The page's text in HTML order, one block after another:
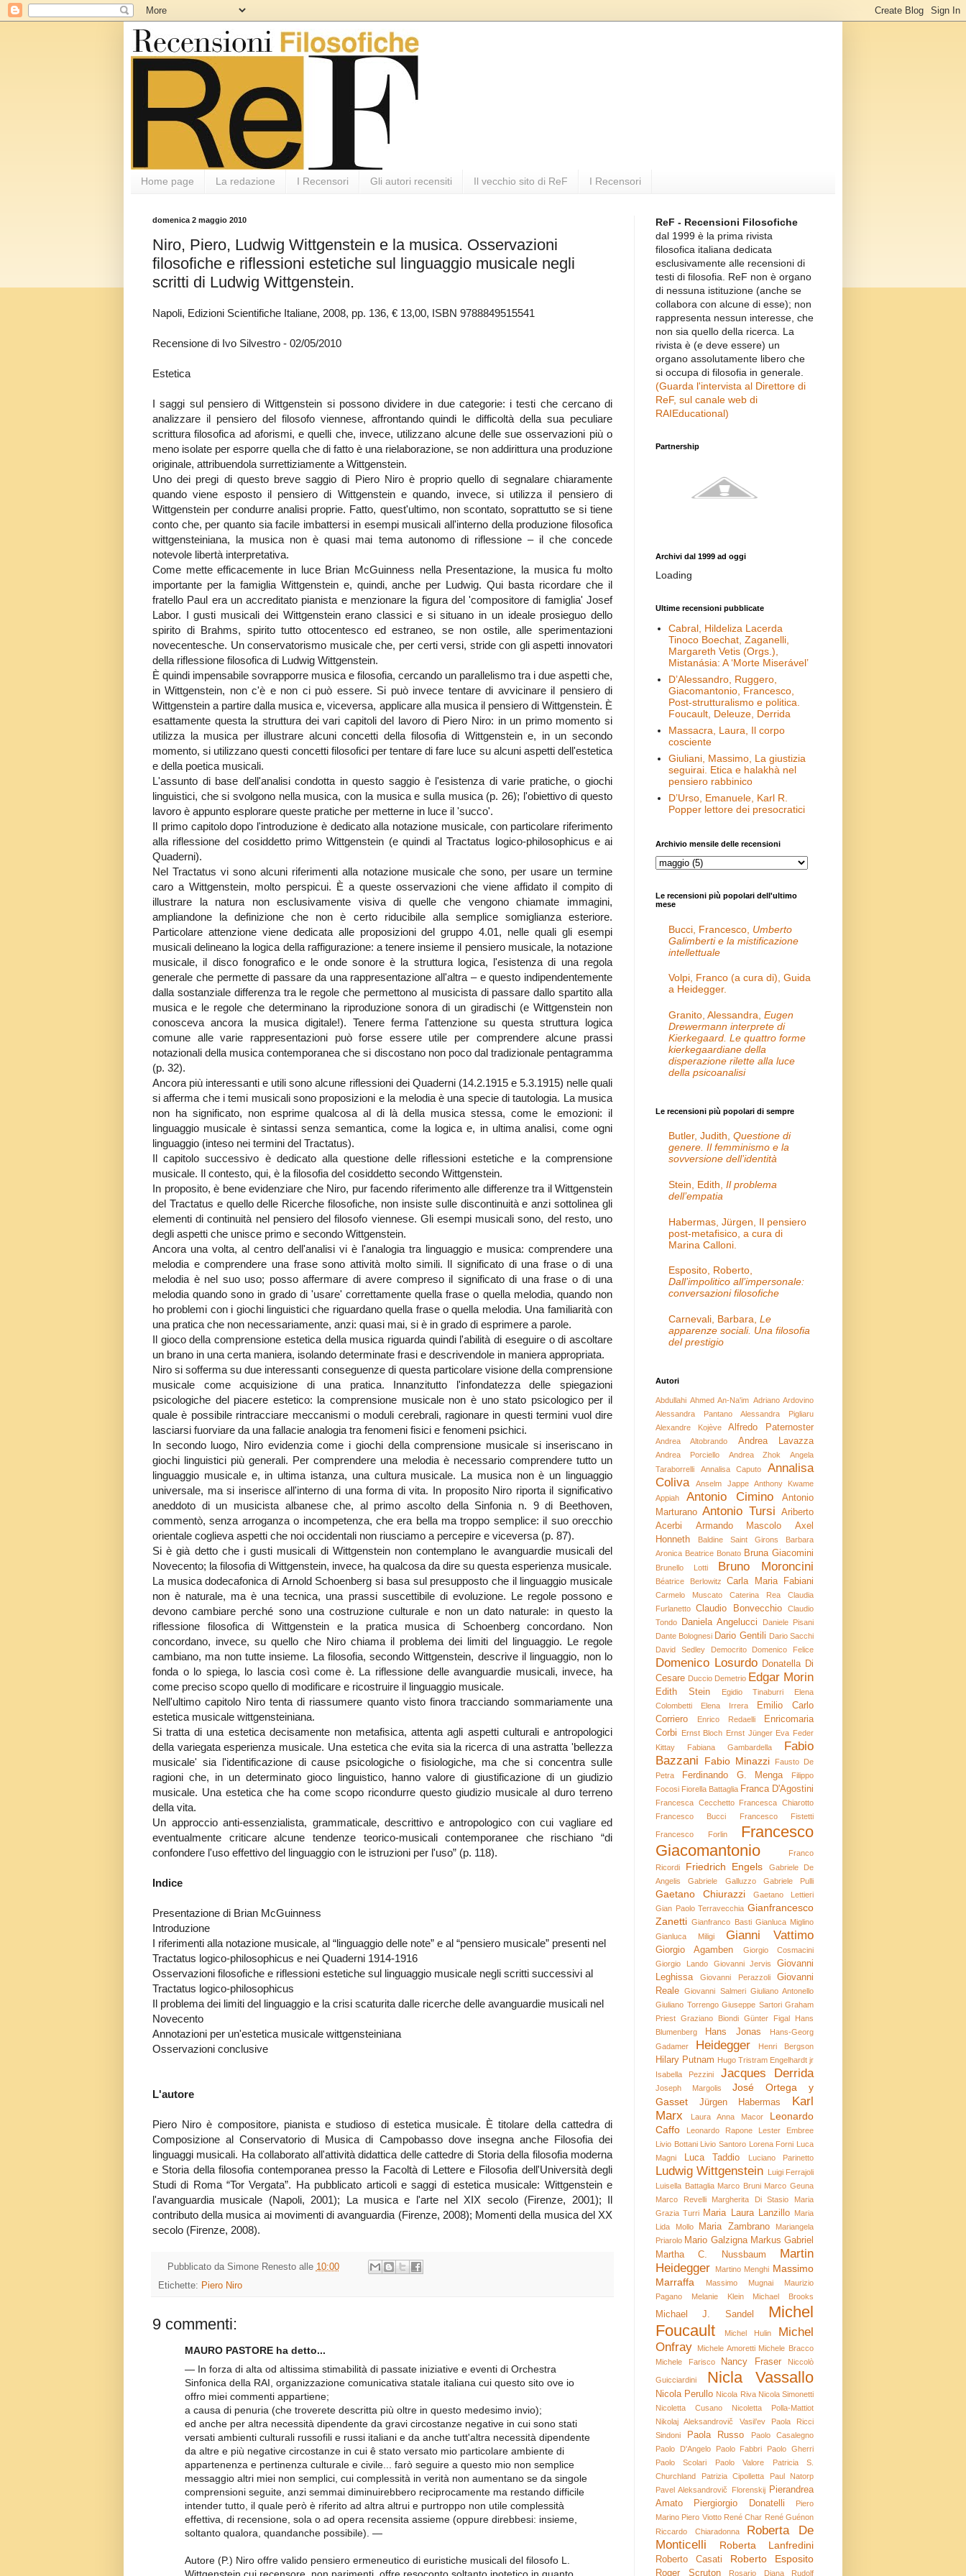
Home page La redazione I Recensori Gli autori recensiti Il vecchio sito di ReF I Recensori
domenica 2 maggio 2010
Niro, Piero, Ludwig Wittgenstein e la musica. Osservazioni
filosofiche e riflessioni estetiche sul linguaggio musicale negli
scritti di Ludwig Wittgenstein.
Napoli, Edizioni Scientifiche Italiane, 2008, pp. 136, € 13,00, ISBN 9788849515541
Recensione di Ivo Silvestro - 02/05/2010
Estetica
I saggi sul pensiero di Wittgenstein si possono dividere in due categorie: i testi che cercano di
analizzare il pensiero del filosofo viennese, affrontando quindi le difficoltà della sua peculiare
scrittura filosofica ad aforismi, e quelli che, invece, utilizzano alcune delle sue osservazioni più o
meno isolate per esporre quella che di fatto è una rielaborazione, se non addirittura una produzione
originale, attribuendola surrettiziamente a Wittgenstein.
Uno dei pregi di questo breve saggio di Piero Niro è proprio quello di segnalare chiaramente
quando viene esposto il pensiero di Wittgenstein e quando, invece, si utilizza il pensiero di
Wittgenstein per condurre analisi proprie. Fatto, quest'ultimo, non scontato, soprattutto se si tiene
conto che, per quanto sia facile imbattersi in esempi musicali all'interno della produzione filosofica
wittgensteiniana, la musica non è quasi mai tema autonomo di riflessione – il che concede
notevole libertà interpretativa.
Come mette efficacemente in luce Brian McGuinness nella Presentazione, la musica fu molto
importante per la famiglia Wittgenstein e, quindi, anche per Ludwig. Qui basta ricordare che il
fratello Paul era un accreditato pianista e menzionare la figura del 'compositore di famiglia' Josef
Labor. I gusti musicali dei Wittgenstein erano classici e si situano in un ideale prosieguo dello
spirito di Brahms, spirito tutto ottocentesco ed estraneo, se non ostile, alle sperimentazioni
novecentesche. Un conservatorismo musicale che, per certi versi, stride con gli aspetti innovatori
della riflessione filosofica di Ludwig Wittgenstein.
È quindi impensabile sovrapporre musica e filosofia, cercando un parallelismo tra i due aspetti che,
in Wittgenstein, non c'è e non ci può essere. Si può invece tentare di avvicinare il pensiero di
Wittgenstein a partire dalla musica e, viceversa, applicare alla musica il pensiero di Wittgenstein. È
esattamente questa la struttura dei vari capitoli del lavoro di Piero Niro: in un primo momento si
utilizza la musica per illustrare alcuni concetti della filosofia di Wittgenstein e, in un secondo
momento, si utilizzano questi concetti filosofici per tentare di fare luce su alcuni aspetti dell'estetica
e della poetica musicali.
L'assunto di base dell'analisi condotta in questo saggio è l'esistenza di varie pratiche, o giochi
linguistici, che si svolgono nella musica, con la musica e sulla musica (p. 26); l'obiettivo di questo
lavoro è appunto esplorare queste pratiche per metterne in luce il 'succo'.
Il primo capitolo dopo l'introduzione è dedicato alla notazione musicale, con particolare riferimento
alla riflessione del cosiddetto primo Wittgenstein (e quindi al Tractatus logico-philosophicus e ai
Quaderni).
Nel Tractatus vi sono alcuni riferimenti alla notazione musicale che sono, per usare un termine
caro a Wittgenstein, molto perspicui. È a queste osservazioni che viene affidato il compito di
illustrare la natura non esclusivamente visiva di quelle che vengono chiamate immagini,
ampliandone la definizione che non è certo riducibile alla semplice somiglianza esteriore.
Particolare attenzione viene dedicata alle proposizioni del gruppo 4.01, nelle quali gli esempi
musicali delineano la logica della raffigurazione: a tenere insieme il pensiero musicale, la notazione
musicale, il disco fonografico e le onde sonore è la struttura logica, l'esistenza di una regola
generale che permette di passare da una rappresentazione all'altra – e questo indipendentemente
dalla sostanziale differenza tra le regole che permettono al musicista di passare dallo spartito alla
musica e le regole che determinano la riproduzione sonora di un giradischi (e Wittgenstein non
conosceva ancora la musica digitale!). Tenere ferma l'attenzione su questa struttura logica
comune alle varie rappresentazioni può forse essere utile per comprendere alcune prassi
notazionali della musica contemporanea che si discostano non poco dal tradizionale pentagramma
(p. 32).
Ancora più interessanti e utili sono alcune riflessioni dei Quaderni (14.2.1915 e 5.3.1915) nelle quali
si afferma che i temi musicali sono proposizioni e la melodia è una specie di tautologia. La musica
non ha significato, non esprime qualcosa al di là della musica stessa, come le emozioni: il
linguaggio musicale è sintassi senza semantica, come la logica e, in ultima analisi, come ogni
linguaggio (inteso nei termini del Tractatus).
Il capitolo successivo è dedicato alla questione delle riflessioni estetiche e la comprensione
musicale. Il contesto, qui, è la filosofia del cosiddetto secondo Wittgenstein.
In proposito, è bene evidenziare che Niro, pur facendo riferimento alle differenze tra il Wittgenstein
del Tractatus e quello delle Ricerche filosofiche, non insiste sulle discontinuità e anzi sottolinea gli
elementi di continuità nel pensiero del filosofo viennese. Gli esempi musicali sono, del resto, uno
degli aspetti che unisce primo e secondo Wittgenstein.
Ancora una volta, al centro dell'analisi vi è l'analogia tra linguaggio e musica: comprendere una
melodia e comprendere una frase sono attività molto simili. Il significato di una frase o di una
melodia è nel suo uso; posso affermare di avere compreso il significato di una frase o di una
melodia quando sono in grado di 'usare' correttamente quella frase o quella melodia, quando non
ho problemi con i giochi linguistici che riguardano quella frase o quella melodia. Una familiarità con
una pratica che non necessariamente, anzi: quasi mai, si è in grado di esprimere a parole.
Il gioco della comprensione estetica della musica riguarda quindi l'abilità di eseguire o di ascoltare
un brano in una certa maniera, isolando determinate frasi e descrivendole in maniera appropriata.
Niro si sofferma su due interessanti conseguenze di questa particolare visione della comprensione
musicale come acquisizione di una pratica. Innanzitutto l'infondatezza delle spiegazioni
psicologiche del piacere estetico: la comprensione musicale non è uno stato psicologico per il
quale è possibile rintracciare meccanismi o moduli cerebrali, ragionare in questi termini vuol dire
lasciarsi fuorviare da una fallacie analogia tra fenomeni fisici e fenomeni psichici.
In secondo luogo, Niro evidenzia come i giochi della comprensione musicale si inseriscano in
giochi linguistici più generali. Per comprendere una melodia è necessario comprendere tutto un
linguaggio musicale e, in ultima istanza, una cultura musicale. La musica non è un linguaggio
universale, ma si inserisce all'interno di una forma di vita. In proposito Niro riporta il significativo
aneddoto di un musicista albanese che, al primo ascolto della Sinfonia n. 9 di Beethoven,
commentò, senza arroganza o incompetenza, che era bella ma troppo semplice: il suo orecchio
orientale coglieva aspetti che noi occidentali non riusciamo a percepire e viceversa (p. 87).
Si è già detto che i gusti musicali di Wittgenstein non contemplano le avanguardie musicali del
Novecento; la filosofia di Wittgenstein, invece, ha qualcosa da dire su questa esperienza musicale.
La musica dodecafonica di Arnold Schoenberg si basa sul presupposto che il linguaggio musicale
non è naturale, ma è una tecnica, una prassi suscettibile di evoluzione. Le regole possono e
devono cambiare perché sono una costruzione culturale e non un dato naturale: in questo la
riflessione filosofica di Wittgenstein e la pratica musica di Schoenberg concordano. Non
concordano, invece, su quello che Niro chiama il problema dei limiti del linguaggio. Le regole
cambiano, ma non tutte insieme. La filosofia, secondo Wittgenstein, descrive il linguaggio, non lo
fonda o lo spiega, lo lascia così come è. La riflessione delle avanguardie musicali, invece, ha
come preciso scopo quello di modificare e ricostruire il linguaggio musicale.
Nell'ultimo capitolo Niro tenta di riassumere quanto visto finora tracciando sommariamente una
estetica musicale wittgensteiniana.
Si tratta di una estetica decisamente non metafisica, attenta agli aspetti culturali e antropologici
della variegata esperienza musicale. Una estetica che evita sia la ricerca di una astratta 'bellezza
musicale' sia l'identificazione di cause psicologiche o fisiologiche, ma che si concentra sulle
ragioni che, in un determinato gioco linguistico, hanno valore di giustificazione di un giudizio
musicale. Una estetica che ha come scopo ricondurre questo giudizio musicale al duro terreno
della vita.
Un approccio anti-essenzialista, grammaticale, descrittivo e antropologico con cui vagliare ed
eventualmente criticare alcune tendenze teorico-musicali contemporanee che rischiano “di
confondere l'uso effettivo del linguaggio con le istruzioni per l'uso” (p. 118).
Indice
Presentazione di Brian McGuinness
Introduzione
I riferimenti alla notazione musicale, al “linguaggio delle note” e al “pensiero musicale” presenti nel
Tractatus logico-philosophicus e nei Quaderni 1914-1916
Osservazioni filosofiche e riflessioni estetiche sul linguaggio musicale negli scritti successivi al
Tractatus logico-philosophicus
Il problema dei limiti del linguaggio e la crisi scaturita dalle ricerche delle avanguardie musicali nel
Novecento
Annotazioni per un'estetica musicale wittgensteiniana
Osservazioni conclusive
L'autore
Piero Niro è compositore, pianista e studioso di estetica musicale. È titolare della cattedra di
Composizione al Conservatorio di Musica di Campobasso dove insegna anche Filosofia dei
linguaggi musicali. Ha collaborato all'attività didattica delle cattedre di Storia della filosofia moderna
e Storia della filosofia contemporanea presso la Facoltà di Lettere e Filosofia dell'Università degli
Studi di Roma “Tor Vergata”. Ha pubblicato articoli e saggi di estetica musicale: Wittgenstein e
l'avanguardia musicale (Napoli, 2001); La musica e l'arte nel XIX secolo (Firenze, 2001); Il
contributo della musica ai movimenti di avanguardia (Firenze, 2008); Momenti della musica del XX
secolo (Firenze, 2008).
Pubblicato da Simone Renesto alle 10:00
Etichette: Piero Niro
9 commenti:
MAURO PASTORE ha detto...
— In forza di alta od altissima stimabilità di passate iniziative e eventi di Orchestra
Sinfonica della RAI, organizzazione comunicativa statale italiana cui questo sito ove io
offro miei commenti appartiene;
a causa di penuria (che troverete descritta più oltre in questo medesimo invio);
ed anche per altra necessità dipendente da gravi circostanze negative in cui sono stati
versati ambienti culturali russofili e russi italiani e da anche tutt'altra necessità dipendente
da altre e più negative circostanze in cui ê stato versato mio particolare ambiente di
appartenenza e pertinenza culturale e civile... farò seguire a questo mio non semplice
messaggio altri miei non semplici, cui complessità in verità non aumentano se da singole
comprensioni seguite, anzi semmai diminuirebbero reciprocamente ma restando difficile
intender tutto, il quale però è riferito ad altra altrui e purtroppo non utile complessità
effettiva, di recensione, sola o ad opera recensita assieme (oppure direbbesi: insieme,
soltanto qualora, quandanche possibile). —
Autore (P.) Niro offre valido pensiero ermeneutico di euristiche musicali del filosofo L.
ReF - Recensioni Filosofiche
dal 1999 è la prima rivista
filosofica italiana dedicata
esclusivamente alle recensioni di
testi di filosofia. ReF non è organo
di nessuna istituzione (anche se
collabora con alcune di esse); non
rappresenta nessun interesse, che
non sia quello della ricerca. La
rivista è (e deve essere) un
organo assolutamente libero che
si occupa di filosofia in generale.
(Guarda l'intervista al Direttore di
ReF, sul canale web di
RAIEducational)
Partnership
Archivi dal 1999 ad oggi
Loading
Ultime recensioni pubblicate
Cabral, Hildeliza Lacerda
Tinoco Boechat, Zaganelli,
Margareth Vetis (Orgs.),
Mistanásia: A ‘Morte Miserável’
D’Alessandro, Ruggero,
Giacomantonio, Francesco,
Post-strutturalismo e politica.
Foucault, Deleuze, Derrida
Massacra, Laura, Il corpo
cosciente
Giuliani, Massimo, La giustizia
seguirai. Etica e halakhà nel
pensiero rabbinico
D’Urso, Emanuele, Karl R.
Popper lettore dei presocratici
Archivio mensile delle recensioni
Le recensioni più popolari dell'ultimo
mese
Bucci, Francesco, Umberto
Galimberti e la mistificazione
intellettuale
Volpi, Franco (a cura di), Guida
a Heidegger.
Granito, Alessandra, Eugen
Drewermann interprete di
Kierkegaard. Le quattro forme
kierkegaardiane della
disperazione rilette alla luce
della psicoanalisi
Le recensioni più popolari di sempre
Butler, Judith, Questione di
genere. Il femminismo e la
sovversione dell’identità
Stein, Edith, Il problema
dell’empatia
Habermas, Jürgen, Il pensiero
post-metafisico, a cura di
Marina Calloni.
Esposito, Roberto,
Dall’impolitico all’impersonale:
conversazioni filosofiche
Carnevali, Barbara, Le
apparenze sociali. Una filosofia
del prestigio
Autori
Abdullahi Ahmed An-Na'im Adriano Ardovino
Alessandra Pantano
Alessandra Pigliaru
Alexandre Kojève
Alfredo Paternoster
Andrea Altobrando Andrea Lavazza
Andrea Porciello Andrea Zhok
Angela
Taraborrelli
Annalisa Caputo
Annalisa
Coliva
Anselm Jappe
Anthony Kwame
Appiah
Antonio Cimino
Antonio
Marturano Antonio Tursi
Ariberto
Acerbi
Armando Mascolo
Axel
Honneth
Baldine Saint Girons
Barbara
Aronica Beatrice Bonato Bruna Giacomini
Brunello Lotti Bruno Moroncini
Béatrice Berlowitz Carla Maria Fabiani
Carmelo Muscato Caterina Rea
Claudia
Furlanetto
Claudio Bonvecchio
Claudio
Tondo
Daniela Angelucci
Daniele Pisani
Dante Bolognesi Dario Gentili Dario Sacchi
David Sedley
Democrito Domenico Felice
Domenico Losurdo Donatella Di
Cesare Duccio Demetrio Edgar Morin
Edith Stein Egidio Tinaburri
Elena
Colombetti
Elena Irrera
Emilio Carlo
Corriero
Enrico Redaelli
Enricomaria
Corbi
Ernst Bloch Ernst Jünger Eva Feder
Kittay
Fabiana Gambardella
Fabio
Bazzani
Fabio Minazzi
Fausto De
Petra
Ferdinando G. Menga
Filippo
Focosi Fiorella Battaglia Franca D'Agostini
Francesca Cecchetto
Francesca Chiarotto
Francesco Bucci
Francesco Fistetti
Francesco Forlin
Francesco
Giacomantonio
Franco
Ricordi
Friedrich Engels
Gabriele De
Angelis
Gabriele Galluzzo Gabriele Pulli
Gaetano Chiurazzi
Gaetano Lettieri
Gian Paolo Terravecchia Gianfrancesco
Zanetti Gianfranco Basti Gianluca Miglino
Gianluca Miligi
Gianni Vattimo
Giorgio Agamben
Giorgio Cosmacini
Giorgio Lando
Giovanni Jervis
Giovanni
Leghissa
Giovanni Perazzoli
Giovanni
Reale
Giovanni Salmeri Giuliano Antonello
Giuliano Torrengo Giuseppe Sartori Graham
Priest Graziano Biondi Günter Figal
Hans
Blumenberg
Hans Jonas
Hans-Georg
Gadamer
Heidegger Henri Bergson
Hilary Putnam Hugo Tristram Engelhardt jr
Isabella Pezzini
Jacques Derrida
Joseph Margolis
José Ortega y
Gasset
Jürgen Habermas
Karl
Marx
Laura Anna Macor
Leonardo
Caffo
Leonardo Rapone
Lester Embree
Livio Bottani Livio Santoro Lorena Forni Luca
Magni
Luca Taddio Luciano Parinetto
Ludwig Wittgenstein Luigi Ferrajoli
Luisella Battaglia Marco Bruni Marco Geuna
Marco Revelli
Margherita Di Stasio
Maria
Grazia Turri Maria Laura Lanzillo Maria
Lida Mollo
Maria Zambrano
Mariangela
Priarolo Mario Galzigna Markus Gabriel
Martha C. Nussbaum
Martin
Heidegger
Martino Menghi Massimo
Marraffa
Massimo Mugnai
Maurizio
Pagano
Melanie Klein Michael Brooks
Michael J. Sandel
Michel
Foucault
Michel Hulin
Michel
Onfray
Michele Amoretti Michele Bracco
Michele Farisco
Nancy Fraser Niccolò
Guicciardini Nicla Vassallo
Nicola Perullo Nicola Riva Nicola Simonetti
Nicoletta Cusano
Nicoletta Polla-Mattiot
Nikolaj Aleksandrovič Vasil’ev
Paola Ricci
Sindoni
Paola Russo
Paolo Casalegno
Paolo D'Angelo
Paolo Fabbri
Paolo Gherri
Paolo Scolari
Paolo Valore
Patricia S.
Churchland
Patrizia Cipolletta
Paul Natorp
Pavel Aleksandrovič Florenskij
Pierandrea
Amato
Piergiorgio Donatelli
Piero
Marino Piero Viotto René Char René Guénon
Riccardo Chiaradonna
Roberta De
Monticelli
Roberta Lanfredini
Roberto Casati Roberto Esposito
Roger Scruton Rosario Diana Rudolf